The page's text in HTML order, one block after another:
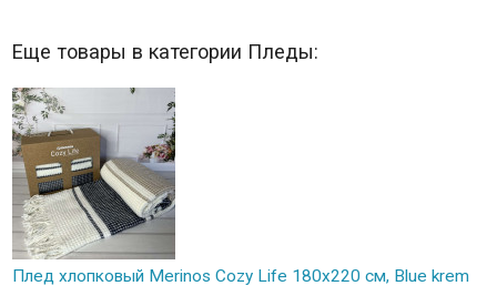
Еще товары в категории Пледы:
Плед хлопковый Merinos Cozy Life 180x220 см, Blue krem